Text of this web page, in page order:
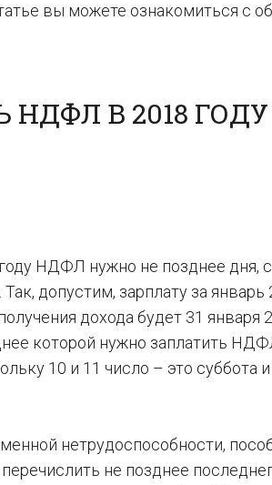
вы можете ознакомиться с
В 2018 ГОДУ
НДФЛ нужно не позднее
допустим, зарплату за январь
дохода будет 31 января
которой нужно заплатить
10 и 11 число – это суббота
нетрудоспособности,
не позднее